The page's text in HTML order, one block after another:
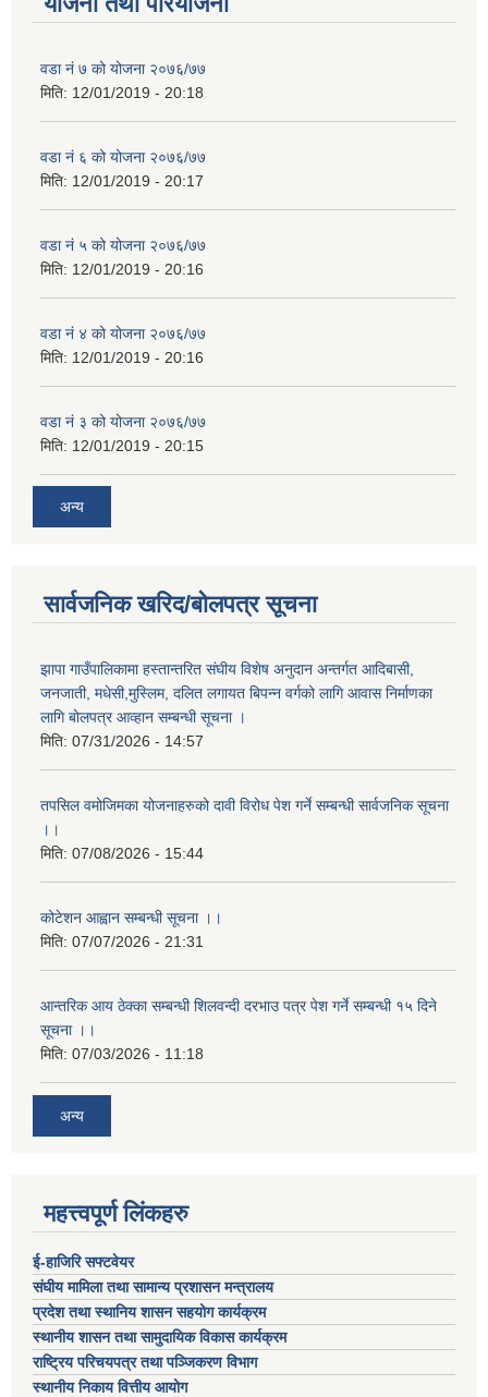
वडा नं ७ को योजना २०७६/७७
मिति: 12/01/2019 - 20:18
वडा नं ६ को योजना २०७६/७७
मिति: 12/01/2019 - 20:17
वडा नं ५ को योजना २०७६/७७
मिति: 12/01/2019 - 20:16
वडा नं ४ को योजना २०७६/७७
मिति: 12/01/2019 - 20:16
वडा नं ३ को योजना २०७६/७७
मिति: 12/01/2019 - 20:15
अन्य
सार्वजनिक खरिद/बोलपत्र सूचना
झापा गाउँपालिकामा हस्तान्तरित संघीय विशेष अनुदान अन्तर्गत आदिबासी,
जनजाती, मधेसी,मुस्लिम, दलित लगायत बिपन्न वर्गको लागि आवास निर्माणका
लागि बोलपत्र आव्हान सम्बन्धी सूचना ।
मिति: 07/31/2026 - 14:57
तपसिल वमोजिमका योजनाहरुको दावी विरोध पेश गर्ने सम्बन्धी सार्वजनिक सूचना
।।
मिति: 07/08/2026 - 15:44
कोटेशन आह्वान सम्बन्धी सूचना ।।
मिति: 07/07/2026 - 21:31
आन्तरिक आय ठेक्का सम्बन्धी शिलवन्दी दरभाउ पत्र पेश गर्ने सम्बन्धी १५ दिने
सूचना ।।
मिति: 07/03/2026 - 11:18
अन्य
महत्त्वपूर्ण लिंकहरु
ई-हाजिरि सफ्टवेयर
संघीय मामिला तथा सामान्य प्रशासन मन्त्रालय
प्रदेश तथा स्थानिय शासन सहयोग कार्यक्रम
स्थानीय शासन तथा सामुदायिक विकास कार्यक्रम
राष्ट्रिय परिचयपत्र तथा पञ्जिकरण विभाग
स्थानीय निकाय वित्तीय आयोग